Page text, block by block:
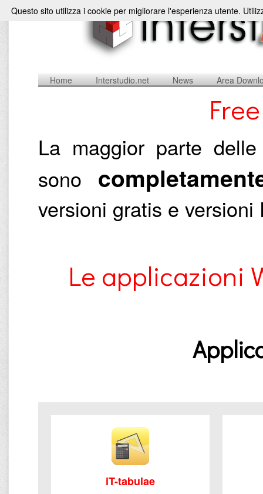
Home Interstudio.net News Area
La maggior parte
sono
versioni gratis e
Le applicazioni
iT-tabulae
Questo sito utilizza i cookie per migliorare l'esperienza utente.